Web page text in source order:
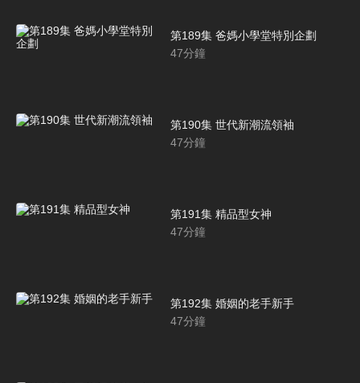
第189集 爸媽小學堂特別企劃
47分鐘
第190集 世代新潮流領袖
47分鐘
第191集 精品型女神
47分鐘
第192集 婚姻的老手新手
47分鐘